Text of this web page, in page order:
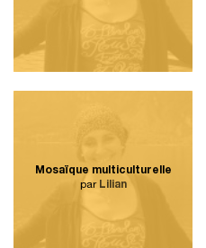
Mosaïque multiculturelle
par Lilian